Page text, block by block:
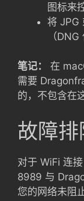
图标来
将 JPG
（
笔记：
在
需要
的，不包含在
故障排
对于 WiFi 连
8989 与
您的网络未阻